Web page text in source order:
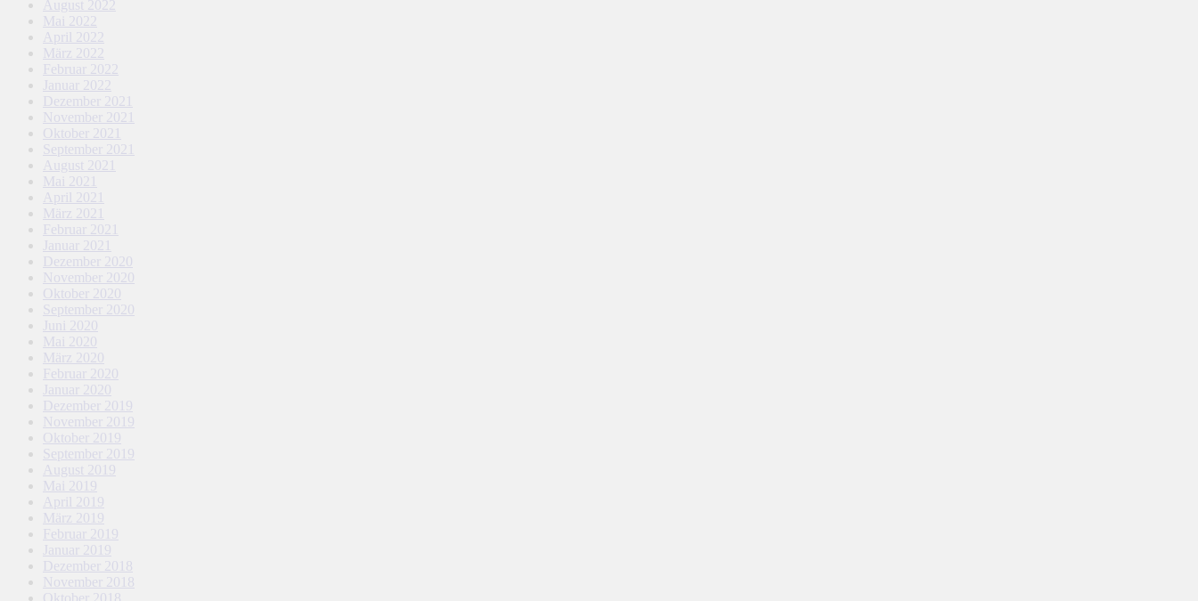
August 2022
Mai 2022
April 2022
März 2022
Februar 2022
Januar 2022
Dezember 2021
November 2021
Oktober 2021
September 2021
August 2021
Mai 2021
April 2021
März 2021
Februar 2021
Januar 2021
Dezember 2020
November 2020
Oktober 2020
September 2020
Juni 2020
Mai 2020
März 2020
Februar 2020
Januar 2020
Dezember 2019
November 2019
Oktober 2019
September 2019
August 2019
Mai 2019
April 2019
März 2019
Februar 2019
Januar 2019
Dezember 2018
November 2018
Oktober 2018